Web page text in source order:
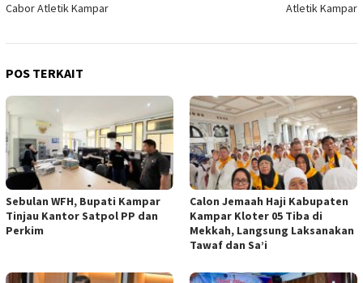
Cabor Atletik Kampar
Atletik Kampar
POS TERKAIT
Sebulan WFH, Bupati Kampar
Tinjau Kantor Satpol PP dan
Perkim
Calon Jemaah Haji Kabupaten
Kampar Kloter 05 Tiba di
Mekkah, Langsung Laksanakan
Tawaf dan Sa’i